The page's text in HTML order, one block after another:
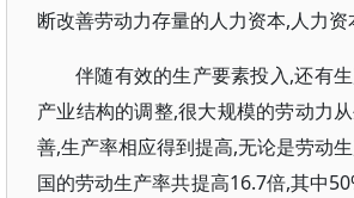
断改善劳动力存量的人力资本,人力资
伴随有效的生产要素投入,还有
产业结构的调整,很大规模的劳动力
善,生产率相应得到提高,无论是劳动
国的劳动生产率共提高16.7倍,其中